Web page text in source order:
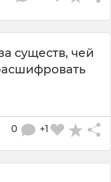
существ, чей
+1
0